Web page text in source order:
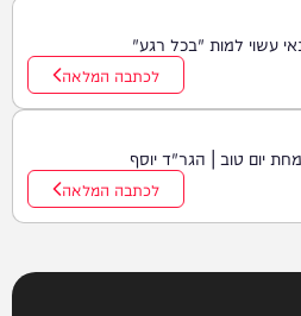
עשוי למות "בכל רגע"
לכתבה המלאה
יום טוב | הגר"ד יוסף
לכתבה המלאה